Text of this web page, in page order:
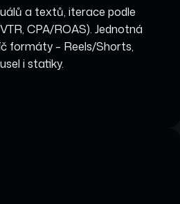
a textů, iterace podle
CPA/ROAS). Jednotná
formáty – Reels/Shorts,
i statiky.